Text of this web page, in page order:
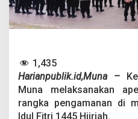
s
u
n
g
a
m
1,435
Harianpublik.id,Muna –
Muna melaksanakan
rangka pengamanan di
Idul Fitri 1445 Hijriah.